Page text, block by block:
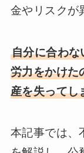
金やリスクが
自分に合わな
労力をかけた
産を失ってし
本記事では、